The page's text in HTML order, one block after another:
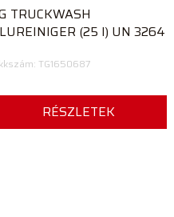
TRUCKWASH
(25 l) UN 3264
TG1650687
RÉSZLETEK